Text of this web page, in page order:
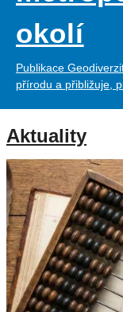
okolí
Publikace
přírodu a přibližuje,
Aktuality